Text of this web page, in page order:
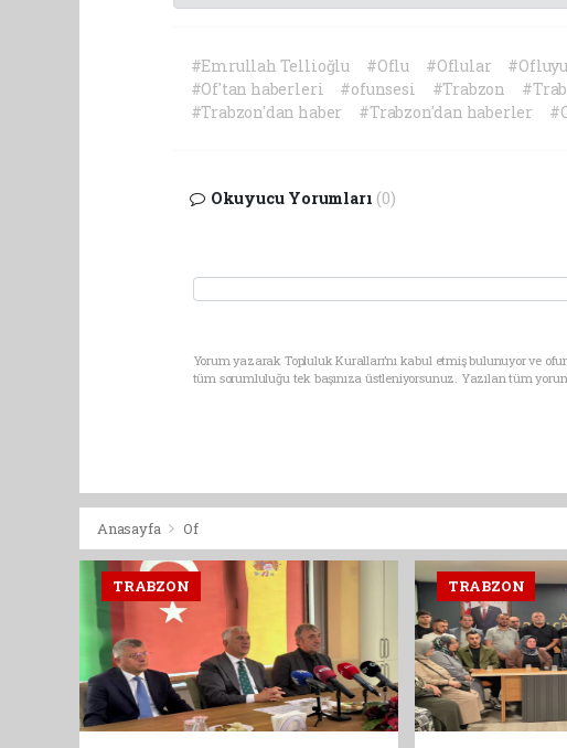
#Emrullah Tellioğlu #Oflu #Oflular
#Of'tan haberleri
#ofunsesi #Trabzon
#Trabzon'dan haber
#Trabzon'dan haberler
Okuyucu Yorumları (0)
Yorum yazarak Topluluk Kuralları’nı kabul etmiş bulunuyor ve
tüm sorumluluğu tek başınıza üstleniyorsunuz. Yazılan tüm
Anasayfa Of
TRABZON TRABZON